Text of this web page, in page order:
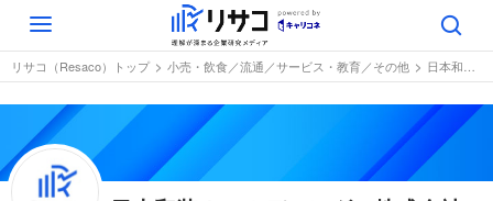
Toggle
navigation
リサコ（Resaco）トップ 小売・飲食／流通／サービス・教育／その他 日本和装ホールディングス株式会社